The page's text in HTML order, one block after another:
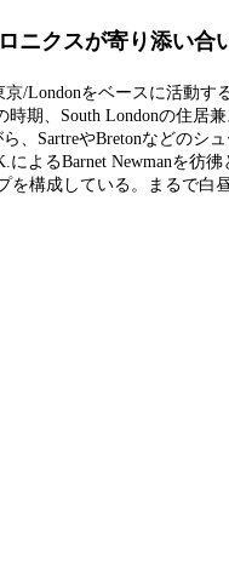
ニクスが寄り添い合
/Londonをベースに活動す
時期、South Londonの住
、SartreやBretonなどの
よるBarnet Newmanを彷
構成している。まるで白